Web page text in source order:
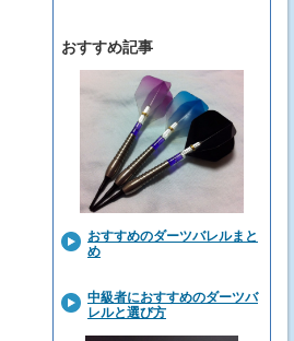
おすすめ記事
おすすめのダーツバレルまと
め
中級者におすすめのダーツバ
レルと選び方